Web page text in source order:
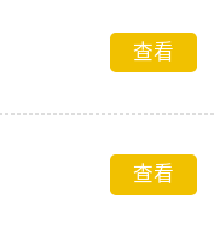
查看
查看